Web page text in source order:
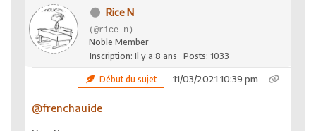
Rice N
(@rice-n)
Noble Member
Inscription: Il y a 8 ans
Posts: 1033
Début du sujet 11/03/2021 10:39 pm
@frenchauide